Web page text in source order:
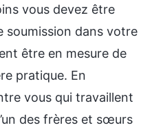
vous devez être
soumission dans votre
être en mesure de
pratique. En
vous qui travaillent
des frères et sœurs